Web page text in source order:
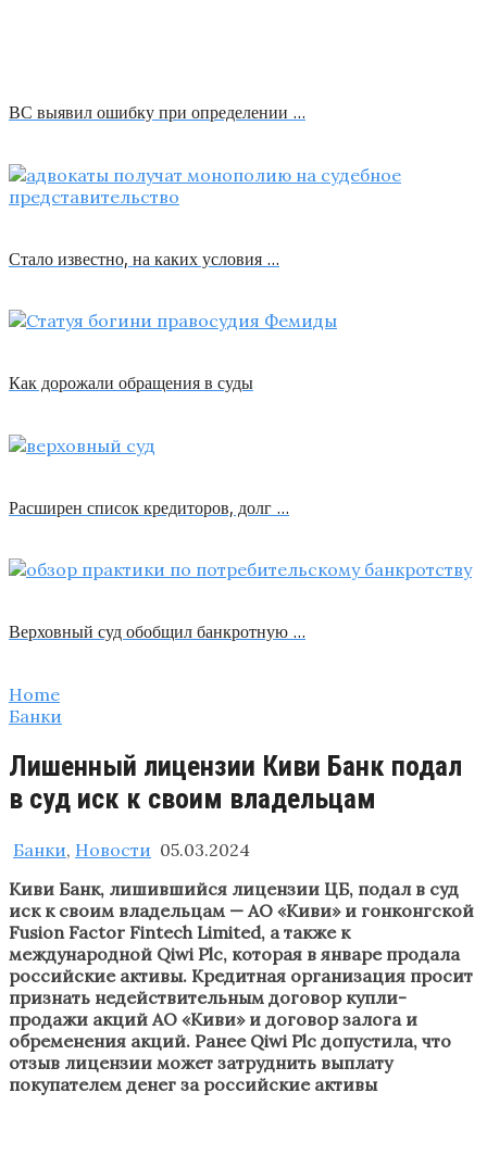
ВС выявил ошибку при определении …
Стало известно, на каких условия …
Как дорожали обращения в суды
Расширен список кредиторов, долг …
Верховный суд обобщил банкротную …
Home
Банки
Лишенный лицензии Киви Банк подал
в суд иск к своим владельцам
Банки, Новости 05.03.2024
Киви Банк, лишившийся лицензии ЦБ, подал в суд
иск к своим владельцам — АО «Киви» и гонконгской
Fusion Factor Fintech Limited, а также к
международной Qiwi Plc, которая в январе продала
российские активы. Кредитная организация просит
признать недействительным договор купли-
продажи акций АО «Киви» и договор залога и
обременения акций. Ранее Qiwi Plc допустила, что
отзыв лицензии может затруднить выплату
покупателем денег за российские активы